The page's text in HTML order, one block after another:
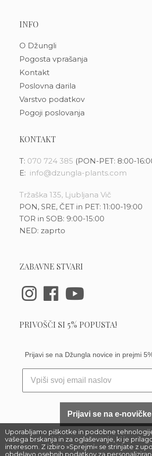
Uporabljamo piškotke in podobne
vašega brskanja in za oglaševanje, ki je
interesom. Z izbiro »Sprejmi« se strinjate z
obdelavo osebnih podatkov za
INFO
O Džungli
Pogosta vprašanja
Kontakt
Poslovna darila
Varstvo podatkov
Pogoji poslovanja
KONTAKT
T: 070 724 385 (PON-PET: 8:00-
E: info@dzungla-plants.com
Tržaška 135, Ljubljana Vič
PON, SRE, ČET in PET: 11:00-19:00
TOR in SOB: 9:00-15:00
NED: zaprto
ZABAVNE STVARI
PRIVOŠČI SI 5% POPUSTA!
Prijavi se na Džungla novice in prejmi
Prijavi se na e-novičke